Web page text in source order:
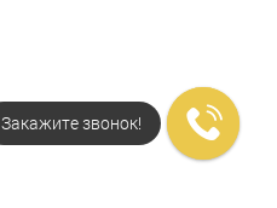
Закажите звонок!